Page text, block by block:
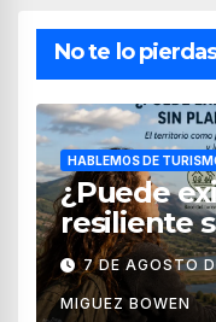
No te lo
HABLEMOS DE
¿Puede
resiliente
territorial?
7 DE AGOSTO
MIGUEZ BOWEN